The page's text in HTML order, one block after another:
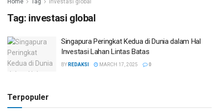
Home Tag investasi global
Tag: investasi global
Singapura Peringkat Kedua di Dunia dalam Hal
Investasi Lahan Lintas Batas
BY REDAKSI MARCH 17, 2025 0
Terpopuler